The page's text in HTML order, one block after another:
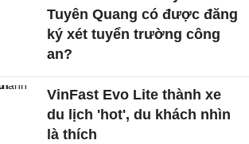
Tuyên Quang có được đăng
ký xét tuyển trường công
an?
VinFast Evo Lite thành xe
du lịch 'hot', du khách nhìn
là thích